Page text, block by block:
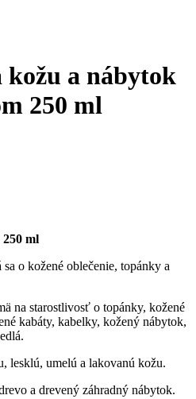
kožu a nábytok
250 ml
ml
o kožené oblečenie, topánky a
na starostlivosť o topánky, kožené
kabáty, kabelky, kožený nábytok,
lesklú, umelú a lakovanú kožu.
a drevený záhradný nábytok.